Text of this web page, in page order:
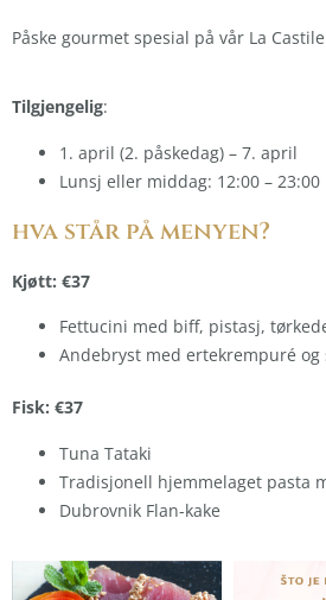
Påske gourmet spesial på vår La
Tilgjengelig:
1. april (2. påskedag) – 7. april
Lunsj eller middag: 12:00 – 23:00
hva står på menyen?
Kjøtt: €37
Fettucini med biff, pistasj,
Andebryst med ertekrempuré og
Fisk: €37
Tuna Tataki
Tradisjonell hjemmelaget pasta
Dubrovnik Flan-kake